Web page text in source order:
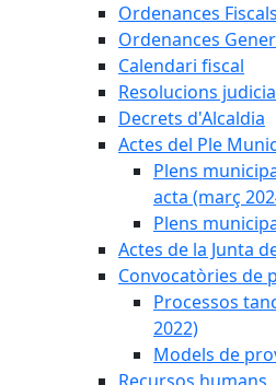
Ordenances Fiscals
Ordenances
Calendari fiscal
Resolucions
Decrets d'Alcaldia
Actes del Ple
Plens
acta (març
Plens
Actes de la Junta
Convocatòries de
Processos
2022)
Models de